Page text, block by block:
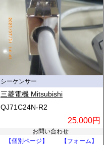
シーケンサー
三菱電機 Mitsubishi
QJ71C24N-R2
25,000円
お問い合わせ
【個別ページ】
【フォーム】